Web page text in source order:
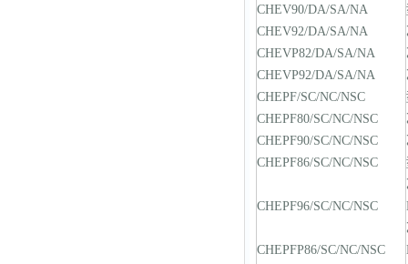
CHEV90/DA/SA/NA
CHEV92/DA/SA/NA
CHEVP82/DA/SA/NA
CHEVP92/DA/SA/NA
CHEPF/SC/NC/NSC
CHEPF80/SC/NC/NSC
CHEPF90/SC/NC/NSC
CHEPF86/SC/NC/NSC
CHEPF96/SC/NC/NSC
CHEPFP86/SC/NC/NSC